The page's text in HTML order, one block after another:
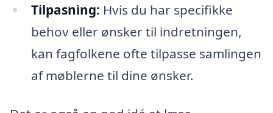
Tilpasning: Hvis du har specifikke
behov eller ønsker til indretningen,
kan fagfolkene ofte tilpasse samlingen
af møblerne til dine ønsker.